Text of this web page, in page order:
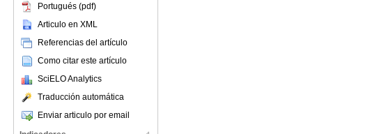
Portugués (pdf)
Articulo en XML
Referencias del artículo
Como citar este artículo
SciELO Analytics
Traducción automática
Enviar articulo por email